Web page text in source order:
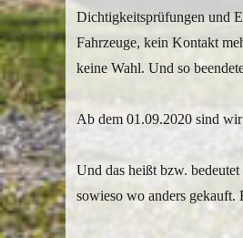
Dichtigkeitsprüfungen und
Fahrzeuge, kein Kontakt
keine Wahl. Und so
Ab dem 01.09.2020 sind
Und das heißt bzw.
sowieso wo anders gekauft.